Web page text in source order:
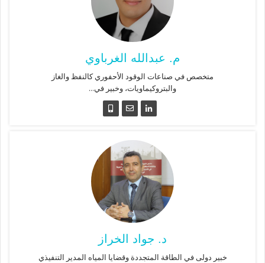
م. عبدالله الغرباوي
متخصص في صناعات الوقود الأحفوري كالنفظ والغاز
والبتروكيماويات، وخبير في...
د. جواد الخراز
خبير دولى في الطاقة المتجددة وقضايا المياه المدير التنفيذي